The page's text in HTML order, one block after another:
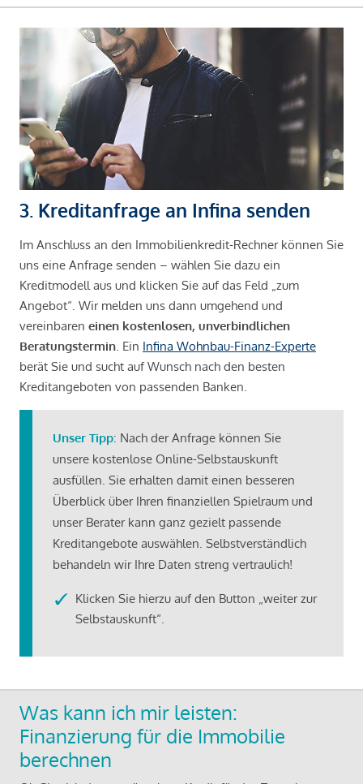
3. Kreditanfrage an Infina senden
Im Anschluss an den Immobilienkredit-Rechner können Sie
uns eine Anfrage senden – wählen Sie dazu ein
Kreditmodell aus und klicken Sie auf das Feld „zum
Angebot“. Wir melden uns dann umgehend und
vereinbaren einen kostenlosen, unverbindlichen
Beratungstermin . Ein Infina Wohnbau-Finanz-Experte
berät Sie und sucht auf Wunsch nach den besten
Kreditangeboten von passenden Banken.
Unser Tipp: Nach der Anfrage können Sie
unsere kostenlose Online-Selbstauskunft
ausfüllen. Sie erhalten damit einen besseren
Überblick über Ihren finanziellen Spielraum und
unser Berater kann ganz gezielt passende
Kreditangebote auswählen. Selbstverständlich
behandeln wir Ihre Daten streng vertraulich!
Klicken Sie hierzu auf den Button „weiter zur
Selbstauskunft“.
Was kann ich mir leisten:
Finanzierung für die Immobilie
berechnen